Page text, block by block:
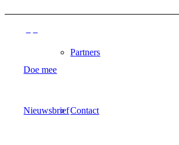
Partners
Contact
Doe mee
Nieuwsbrief